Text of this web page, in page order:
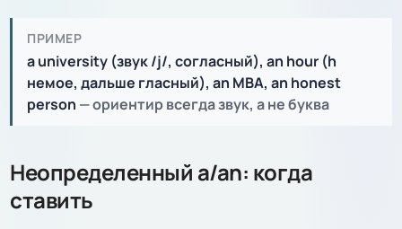
ПРИМЕР
auniversity (звук /j/, согласный), an hour (h
немое, дальше гласный), an MBA, an honest
person — ориентир всегда звук, а не буква
Неопределенный a/an: когда
ставить